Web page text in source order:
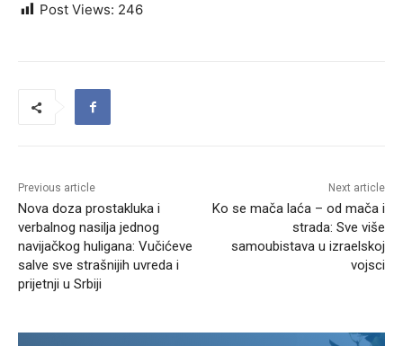
Post Views: 246
Previous article
Nova doza prostakluka i
verbalnog nasilja jednog
navijačkog huligana: Vučićeve
salve sve strašnijih uvreda i
prijetnji u Srbiji
Next article
Ko se mača laća – od mača i
strada: Sve više
samoubistava u izraelskoj
vojsci